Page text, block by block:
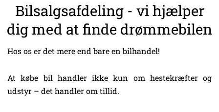
Bilsalgsafdeling - vi hjælper
dig med at finde drømmebilen
Hos os er det mere end bare en bilhandel!
At købe bil handler ikke kun om hestekræfter og
udstyr – det handler om tillid.